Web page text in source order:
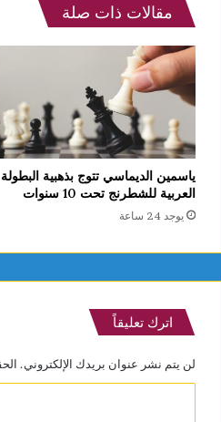
مقالات ذات صلة
ياسمين الديماسي تتوج بذهبية البطولة
العربية للشطرنج تحت 10 سنوات
يوجد 24 ساعة
اترك تعليقاً
لن يتم نشر عنوان بريدك الإلكتروني.